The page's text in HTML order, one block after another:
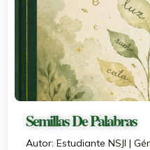
Semillas De Palabras
Autor: Estudiante NSJI |